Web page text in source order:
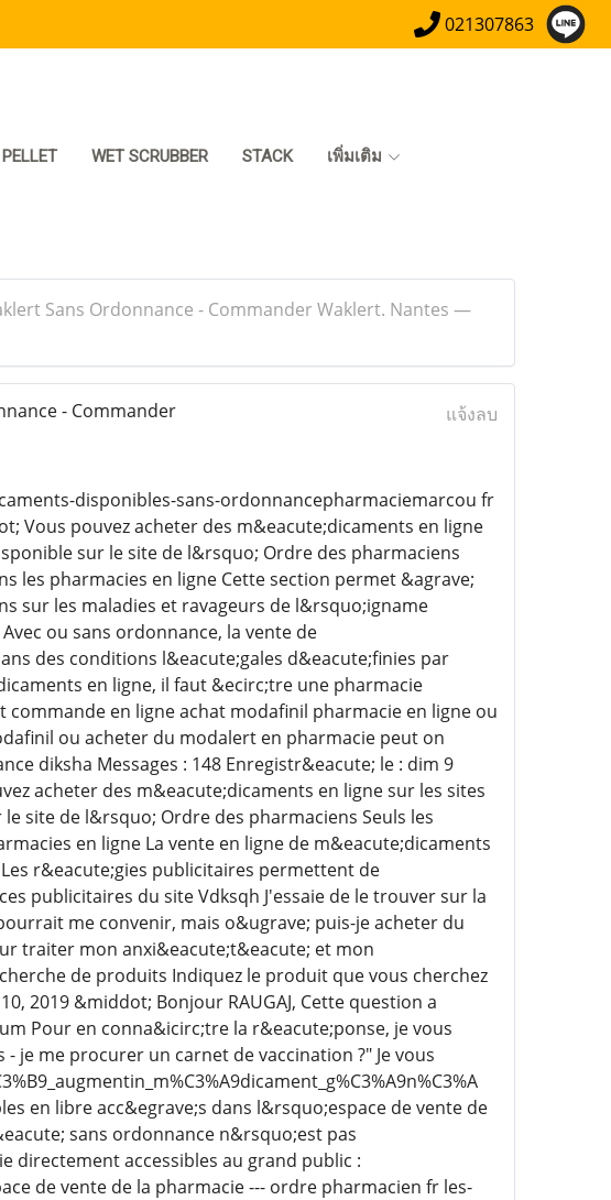
021307863
WET SCRUBBER STACK เพิ่มเติม
Sans Ordonnance - Commander Waklert. Nantes —
- Commander
แจ้งลบ
disponibles-sans-ordonnancepharmaciemarcou fr
Vous pouvez acheter des m&eacute;dicaments en ligne
sur le site de l&rsquo; Ordre des pharmaciens
les pharmacies en ligne Cette section permet &agrave;
sur les maladies et ravageurs de l&rsquo;igname
ou sans ordonnance, la vente de
des conditions l&eacute;gales d&eacute;finies par
en ligne, il faut &ecirc;tre une pharmacie
en ligne achat modafinil pharmacie en ligne ou
ou acheter du modalert en pharmacie peut on
diksha Messages : 148 Enregistr&eacute; le : dim 9
acheter des m&eacute;dicaments en ligne sur les sites
site de l&rsquo; Ordre des pharmaciens Seuls les
en ligne La vente en ligne de m&eacute;dicaments
r&eacute;gies publicitaires permettent de
publicitaires du site Vdksqh J'essaie de le trouver sur la
me convenir, mais o&ugrave; puis-je acheter du
traiter mon anxi&eacute;t&eacute; et mon
de produits Indiquez le produit que vous cherchez
2019 &middot; Bonjour RAUGAJ, Cette question a
Pour en conna&icirc;tre la r&eacute;ponse, je vous
je me procurer un carnet de vaccination ?" Je vous
en libre acc&egrave;s dans l&rsquo;espace de vente de
sans ordonnance n&rsquo;est pas
directement accessibles au grand public :
de vente de la pharmacie --- ordre pharmacien fr les-